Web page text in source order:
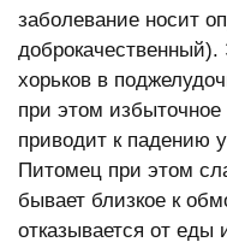
заболевание носит
хорьков в
при этом избыточное
приводит к падению
Питомец при этом
бывает близкое к
отказывается от еды